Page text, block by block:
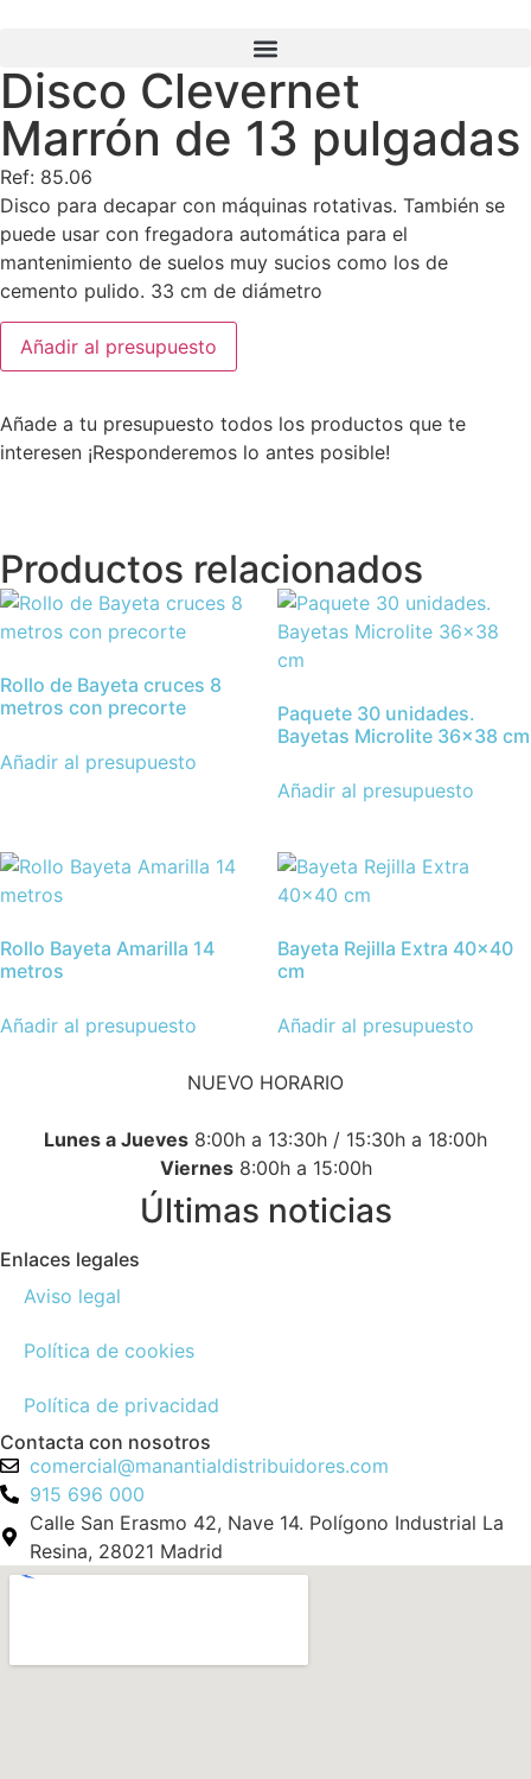
Disco Clevernet
Marrón de 13 pulgadas
Ref: 85.06
Disco para decapar con máquinas rotativas. También se
puede usar con fregadora automática para el
mantenimiento de suelos muy sucios como los de
cemento pulido. 33 cm de diámetro
Añadir al presupuesto
Añade a tu presupuesto todos los productos que te
interesen ¡Responderemos lo antes posible!
Productos relacionados
Rollo de Bayeta cruces 8
metros con precorte
Añadir al presupuesto
Paquete 30 unidades.
Bayetas Microlite 36×38 cm
Añadir al presupuesto
Rollo Bayeta Amarilla 14
metros
Añadir al presupuesto
Bayeta Rejilla Extra 40×40
cm
Añadir al presupuesto
NUEVO HORARIO
Lunes a Jueves 8:00h a 13:30h / 15:30h a 18:00h
Viernes8:00h a 15:00h
Últimas noticias
Enlaces legales
Aviso legal
Política de cookies
Política de privacidad
Contacta con nosotros
comercial@manantialdistribuidores.com
915 696 000
Calle San Erasmo 42, Nave 14. Polígono Industrial La
Resina, 28021 Madrid